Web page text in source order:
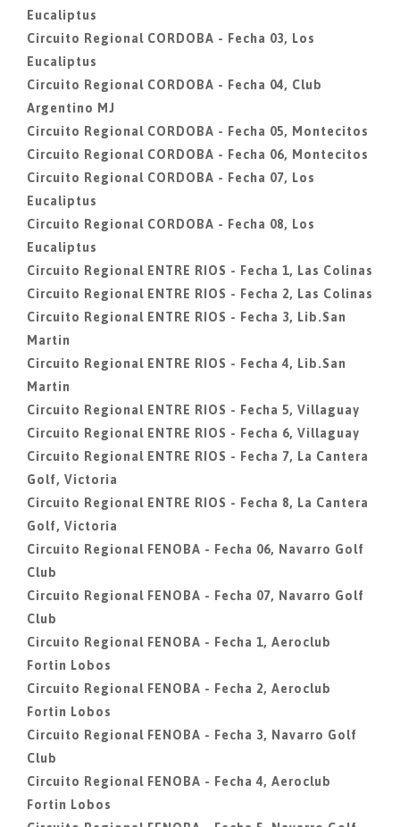
Eucaliptus
Circuito Regional CORDOBA - Fecha 03, Los
Eucaliptus
Circuito Regional CORDOBA - Fecha 04, Club
Argentino MJ
Circuito Regional CORDOBA - Fecha 05, Montecitos
Circuito Regional CORDOBA - Fecha 06, Montecitos
Circuito Regional CORDOBA - Fecha 07, Los
Eucaliptus
Circuito Regional CORDOBA - Fecha 08, Los
Eucaliptus
Circuito Regional ENTRE RIOS - Fecha 1, Las Colinas
Circuito Regional ENTRE RIOS - Fecha 2, Las Colinas
Circuito Regional ENTRE RIOS - Fecha 3, Lib.San
Martin
Circuito Regional ENTRE RIOS - Fecha 4, Lib.San
Martin
Circuito Regional ENTRE RIOS - Fecha 5, Villaguay
Circuito Regional ENTRE RIOS - Fecha 6, Villaguay
Circuito Regional ENTRE RIOS - Fecha 7, La Cantera
Golf, Victoria
Circuito Regional ENTRE RIOS - Fecha 8, La Cantera
Golf, Victoria
Circuito Regional FENOBA - Fecha 06, Navarro Golf
Club
Circuito Regional FENOBA - Fecha 07, Navarro Golf
Club
Circuito Regional FENOBA - Fecha 1, Aeroclub
Fortin Lobos
Circuito Regional FENOBA - Fecha 2, Aeroclub
Fortin Lobos
Circuito Regional FENOBA - Fecha 3, Navarro Golf
Club
Circuito Regional FENOBA - Fecha 4, Aeroclub
Fortin Lobos